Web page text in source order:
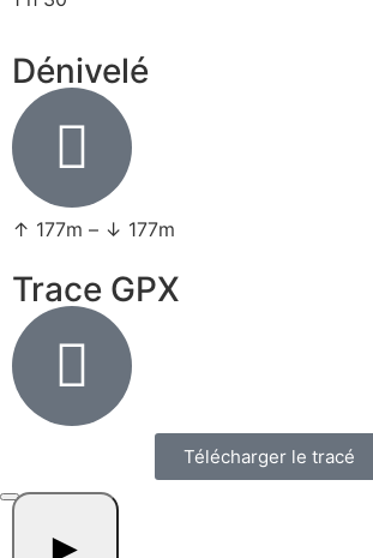
Dénivelé
↑ 177m – ↓ 177m
Trace GPX
Télécharger le tracé